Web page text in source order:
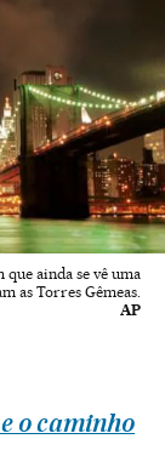
que ainda se vê uma
as Torres Gêmeas.
AP
o caminho